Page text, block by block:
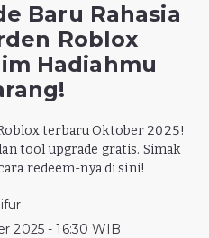
Baru Rahasia
Roblox
Hadiahmu
terbaru Oktober 2025!
tool upgrade gratis. Simak
redeem-nya di sini!
2025 - 16:30 WIB